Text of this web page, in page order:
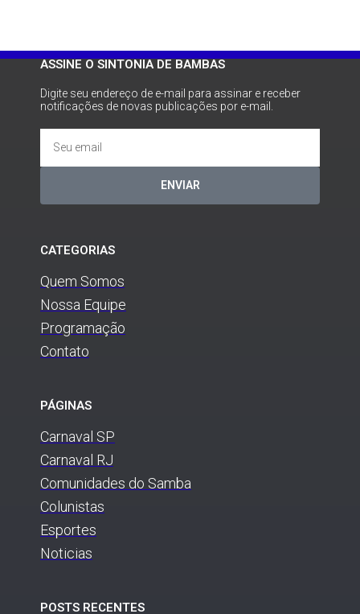
ASSINE O SINTONIA DE BAMBAS
Digite seu endereço de e-mail para assinar e receber
notificações de novas publicações por e-mail.
ENVIAR
CATEGORIAS
Quem Somos
Nossa Equipe
Programação
Contato
PÁGINAS
Carnaval SP
Carnaval RJ
Comunidades do Samba
Colunistas
Esportes
Noticias
POSTS RECENTES